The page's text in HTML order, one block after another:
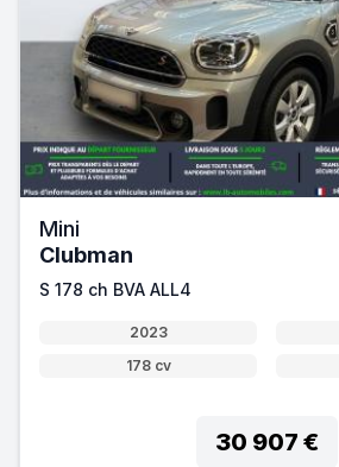
Mini
Clubman
S 178 ch BVA ALL4
2023
178 cv
30 907 €